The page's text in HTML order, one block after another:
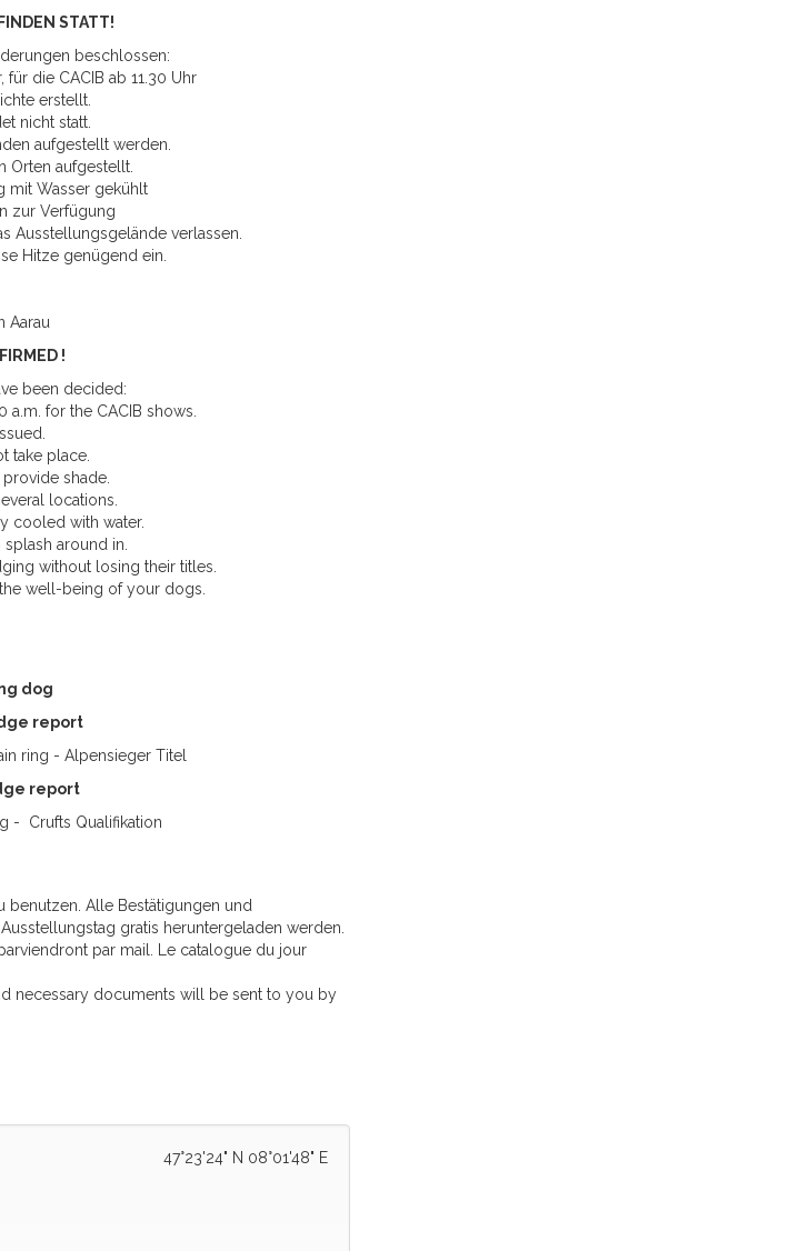
STATT!
beschlossen:
die CACIB ab 11.30 Uhr
erstellt.
nicht statt.
aufgestellt werden.
Orten aufgestellt.
mit Wasser gekühlt
zur Verfügung
Ausstellungsgelände verlassen.
Hitze genügend ein.
Aarau
!
been decided:
a.m. for the CACIB shows.
take place.
shade.
locations.
cooled with water.
around in.
without losing their titles.
well-being of your dogs.
dog
report
ring - Alpensieger Titel
report
- Crufts Qualifikation
benutzen. Alle Bestätigungen und
gratis heruntergeladen werden.
par mail. Le catalogue du jour
necessary documents will be sent to you by
47°23'24" N 08°01'48" E